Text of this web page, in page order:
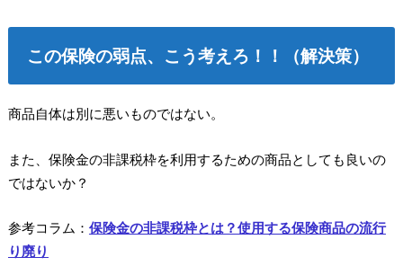
この保険の弱点、こう考えろ！！（解決策）
商品自体は別に悪いものではない。
また、保険金の非課税枠を利用するための商品としても良いの
ではないか？
参考コラム： 保険金の非課税枠とは？使用する保険商品の流行
り廃り